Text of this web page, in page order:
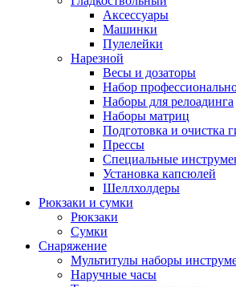
Аксессуары
Машинки
Пулелейки
Нарезной
Весы и дозаторы
Набор
Наборы для релоадинга
Наборы матриц
Подготовка и очистка
Прессы
Специальные
Установка капсюлей
Шеллхолдеры
Рюкзаки и сумки
Рюкзаки
Сумки
Снаряжение
Мультитулы наборы
Наручные часы